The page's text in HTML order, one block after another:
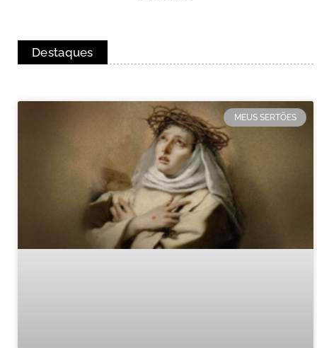
Destaques
MEUS SERTÕES